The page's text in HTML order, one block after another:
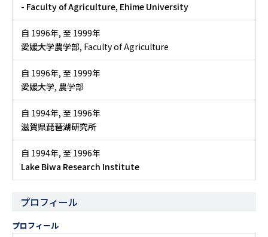
- Faculty of Agriculture, Ehime University
自 1996年, 至 1999年
愛媛大学農学部, Faculty of Agriculture
自 1996年, 至 1999年
愛媛大学, 農学部
自 1994年, 至 1996年
滋賀県琵琶湖研究所
自 1994年, 至 1996年
Lake Biwa Research Institute
プロフィール
プロフィール